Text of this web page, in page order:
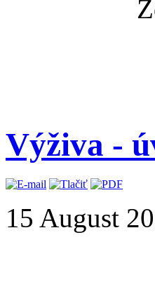
Výživa -
15 August